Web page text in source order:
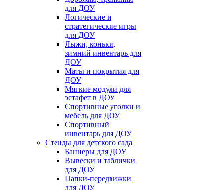
для ДОУ
Логические и
стратегические игры
для ДОУ
Лыжи, коньки,
зимний инвентарь для
ДОУ
Маты и покрытия для
ДОУ
Мягкие модули для
эстафет в ДОУ
Спортивные уголки и
мебель для ДОУ
Спортивный
инвентарь для ДОУ
Стенды для детского сада
Баннеры для ДОУ
Вывески и таблички
для ДОУ
Папки-передвижки
для ДОУ